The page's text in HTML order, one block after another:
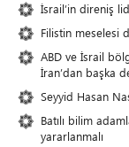
İsrail’in direniş
Filistin meselesi
ABD ve İsrail
İran’dan başka
Seyyid Hasan
Batılı bilim
yararlanmalı